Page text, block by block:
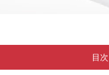
目次